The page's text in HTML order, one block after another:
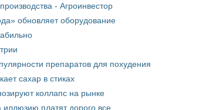
- Агроинвестор
обновляет оборудование
препаратов для похудения
сахар в стиках
коллапс на рынке
платят дорого все